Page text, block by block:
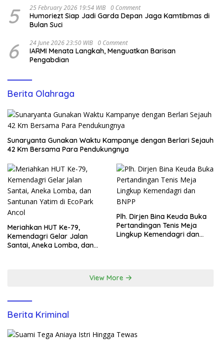
5 25 February 2026 19:54 WIB 0 Comment
Humoriezt Siap Jadi Garda Depan Jaga Kamtibmas di
Bulan Suci
6 24 June 2026 23:50 WIB 0 Comment
IARMI Menata Langkah, Menguatkan Barisan
Pengabdian
Berita Olahraga
Sunaryanta Gunakan Waktu Kampanye dengan Berlari Sejauh
42 Km Bersama Para Pendukungnya
Meriahkan HUT Ke-79,
Kemendagri Gelar Jalan
Santai, Aneka Lomba, dan
Plh. Dirjen Bina Keuda Buka
Pertandingan Tenis Meja
Lingkup Kemendagri dan
View More
Berita Kriminal